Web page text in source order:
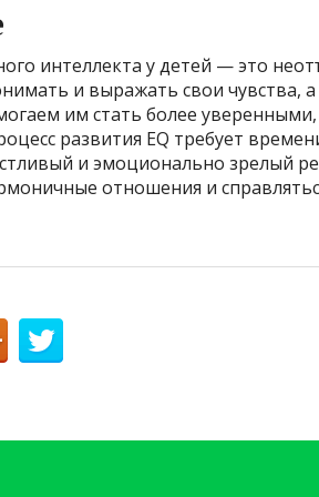
интеллекта у детей — это
и выражать свои чувства,
им стать более
развития EQ требует
и эмоционально зрелый
отношения и